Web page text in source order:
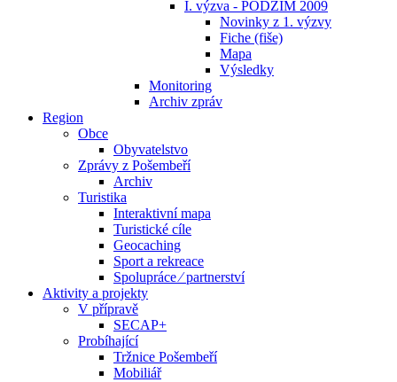
I. výzva - PODZIM 2009
Novinky z 1. výzvy
Fiche (fiše)
Mapa
Výsledky
Monitoring
Archiv zpráv
Region
Obce
Obyvatelstvo
Zprávy z Pošembeří
Archiv
Turistika
Interaktivní mapa
Turistické cíle
Geocaching
Sport a rekreace
Spolupráce ⁄ partnerství
Aktivity a projekty
V přípravě
SECAP+
Probíhající
Tržnice Pošembeří
Mobiliář